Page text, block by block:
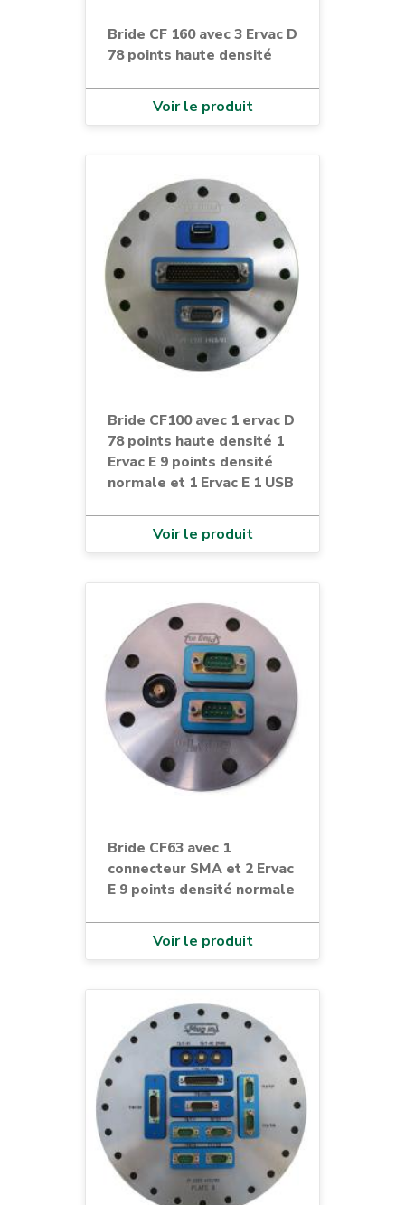
Bride CF 160 avec 3 Ervac D
78 points haute densité
Voir le produit
Bride CF100 avec 1 ervac D
78 points haute densité 1
Ervac E 9 points densité
normale et 1 Ervac E 1 USB
Voir le produit
Bride CF63 avec 1
connecteur SMA et 2 Ervac
E 9 points densité normale
Voir le produit